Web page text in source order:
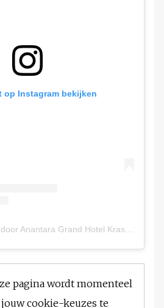
op Instagram bekijken
Een bericht gedeeld door Anantara Grand Hotel Krasnapolsky (@anantarakrasnapolsky)
pagina wordt momenteel
cookie-keuzes te